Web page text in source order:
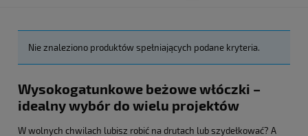
Nie znaleziono produktów spełniających podane kryteria.
Wysokogatunkowe beżowe włóczki –
idealny wybór do wielu projektów
W wolnych chwilach lubisz robić na drutach lub szydełkować? A